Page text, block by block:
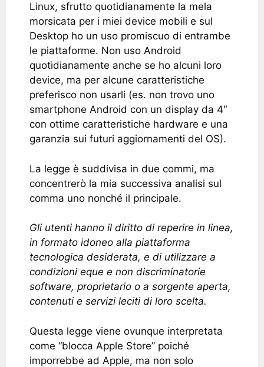
Linux, sfrutto quotidianamente la mela
morsicata per i miei device mobili e sul
Desktop ho un uso promiscuo di entrambe
le piattaforme. Non uso Android
quotidianamente anche se ho alcuni loro
device, ma per alcune caratteristiche
preferisco non usarli (es. non trovo uno
smartphone Android con un display da 4″
con ottime caratteristiche hardware e una
garanzia sui futuri aggiornamenti del OS).
La legge è suddivisa in due commi, ma
concentrerò la mia successiva analisi sul
comma uno nonché il principale.
Gli utenti hanno il diritto di reperire in linea,
in formato idoneo alla piattaforma
tecnologica desiderata, e di utilizzare a
condizioni eque e non discriminatorie
software, proprietario o a sorgente aperta,
contenuti e servizi leciti di loro scelta.
Questa legge viene ovunque interpretata
come “blocca Apple Store” poiché
imporrebbe ad Apple, ma non solo